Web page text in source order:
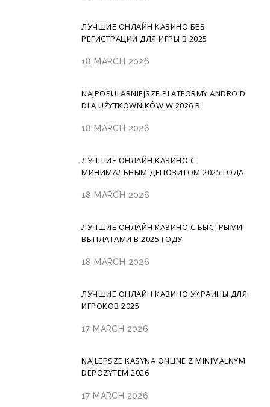
ЛУЧШИЕ ОНЛАЙН КАЗИНО БЕЗ
РЕГИСТРАЦИИ ДЛЯ ИГРЫ В 2025
18 MARCH 2026
NAJPOPULARNIEJSZE PLATFORMY ANDROID
DLA UŻYTKOWNIKÓW W 2026 R
18 MARCH 2026
ЛУЧШИЕ ОНЛАЙН КАЗИНО С
МИНИМАЛЬНЫМ ДЕПОЗИТОМ 2025 ГОДА
18 MARCH 2026
ЛУЧШИЕ ОНЛАЙН КАЗИНО С БЫСТРЫМИ
ВЫПЛАТАМИ В 2025 ГОДУ
18 MARCH 2026
ЛУЧШИЕ ОНЛАЙН КАЗИНО УКРАИНЫ ДЛЯ
ИГРОКОВ 2025
17 MARCH 2026
NAJLEPSZE KASYNA ONLINE Z MINIMALNYM
DEPOZYTEM 2026
17 MARCH 2026